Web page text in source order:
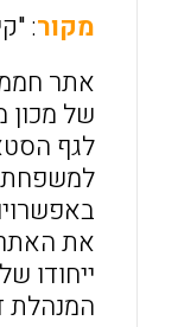
מקור:
אתר
של מכון
לגף
למשפחת
את
ייחודו
המנהלת